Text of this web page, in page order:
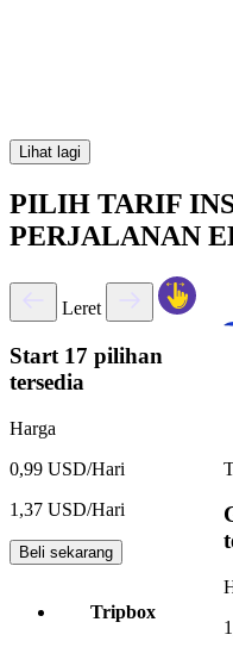
Lihat lagi
PILIH TARIF
PERJALANAN
Leret
Start 17 pilihan
tersedia
Harga
0,99 USD/Hari
1,37 USD/Hari
Beli sekarang
Tripbox